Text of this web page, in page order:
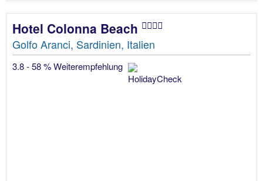
Hotel Colonna Beach
Golfo Aranci, Sardinien, Italien
3.8 - 58 % Weiterempfehlung